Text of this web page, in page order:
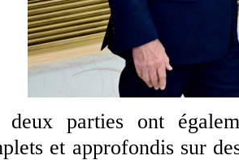
deux parties ont
et approfondis sur